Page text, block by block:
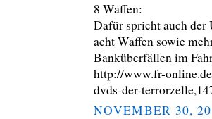
8 Waffen:
Dafür spricht auch der
acht Waffen sowie
Banküberfällen im
http://www.fr-
dvds-der-
NOVEMBER 30,